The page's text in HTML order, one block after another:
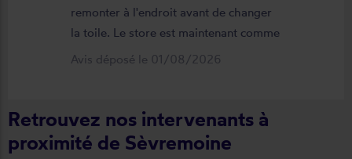
remonter à l'endroit avant de changer
la toile. Le store est maintenant comme
neuf, parfaitement positionné et
Avis déposé le 01/08/2026
Retrouvez nos intervenants à
proximité de Sèvremoine